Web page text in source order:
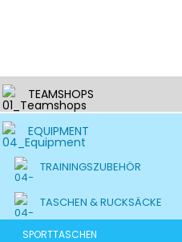
TEAMSHOPS
EQUIPMENT
TRAININGSZUBEHÖR
TASCHEN & RUCKSÄCKE
SPORTTASCHEN